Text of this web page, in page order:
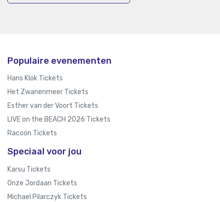
Populaire evenementen
Hans Klok Tickets
Het Zwanenmeer Tickets
Esther van der Voort Tickets
LIVE on the BEACH 2026 Tickets
Racoon Tickets
Speciaal voor jou
Karsu Tickets
Onze Jordaan Tickets
Michael Pilarczyk Tickets